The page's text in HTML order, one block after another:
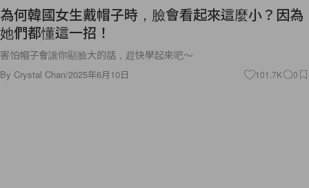
為何韓國女生戴帽子時，臉會看起來這麼小？因為
她們都懂這一招！
害怕帽子會讓你顯臉大的話，趕快學起來吧～
By Crystal Chan/2025年6月10日 101.7K 0